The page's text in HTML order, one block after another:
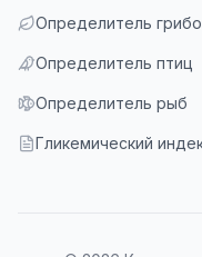
Определитель
Определитель птиц
Определитель рыб
Гликемический